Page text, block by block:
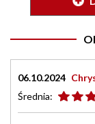
06.10.2024
Średnia: